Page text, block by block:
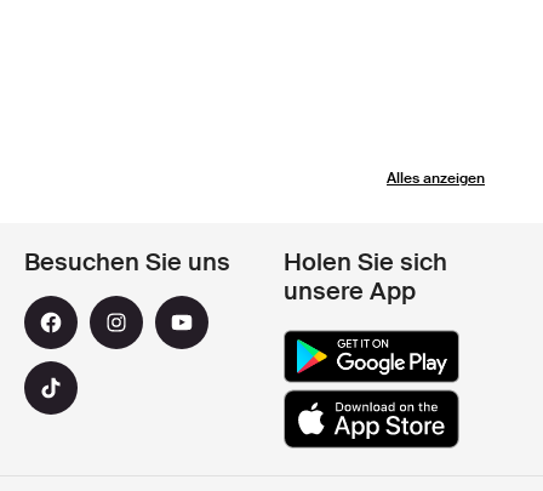
Alles anzeigen
Besuchen Sie uns
Holen Sie sich
unsere App